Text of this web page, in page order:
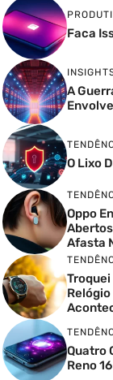
Faca
A
O Lixo
Oppo
Afasta
Troquei
Relógio
Quatro
Reno